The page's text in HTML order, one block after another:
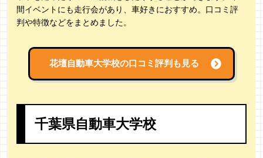
間イベントにも走行会があり、車好きにおすすめ。口コミ評
判や特徴などをまとめました。
花壇自動車大学校の口コミ評判も見る
千葉県自動車大学校